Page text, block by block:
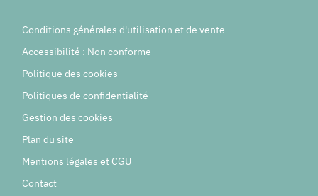
Conditions générales d'utilisation et de vente
Accessibilité : Non conforme
Politique des cookies
Politiques de confidentialité
Gestion des cookies
Plan du site
Mentions légales et CGU
Contact